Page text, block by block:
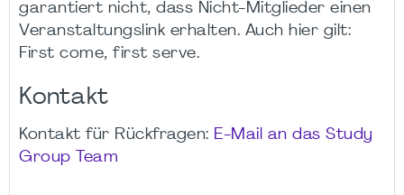
garantiert nicht, dass Nicht-Mitglieder einen
Veranstaltungslink erhalten. Auch hier gilt:
First come, first serve.
Kontakt
Kontakt für Rückfragen: E-Mail an das Study
Group Team